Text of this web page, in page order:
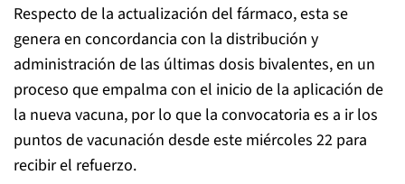
Respecto de la actualización del fármaco, esta se
genera en concordancia con la distribución y
administración de las últimas dosis bivalentes, en un
proceso que empalma con el inicio de la aplicación de
la nueva vacuna, por lo que la convocatoria es a ir los
puntos de vacunación desde este miércoles 22 para
recibir el refuerzo.